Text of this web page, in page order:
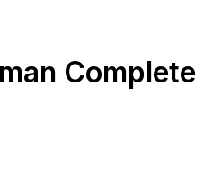
Complete